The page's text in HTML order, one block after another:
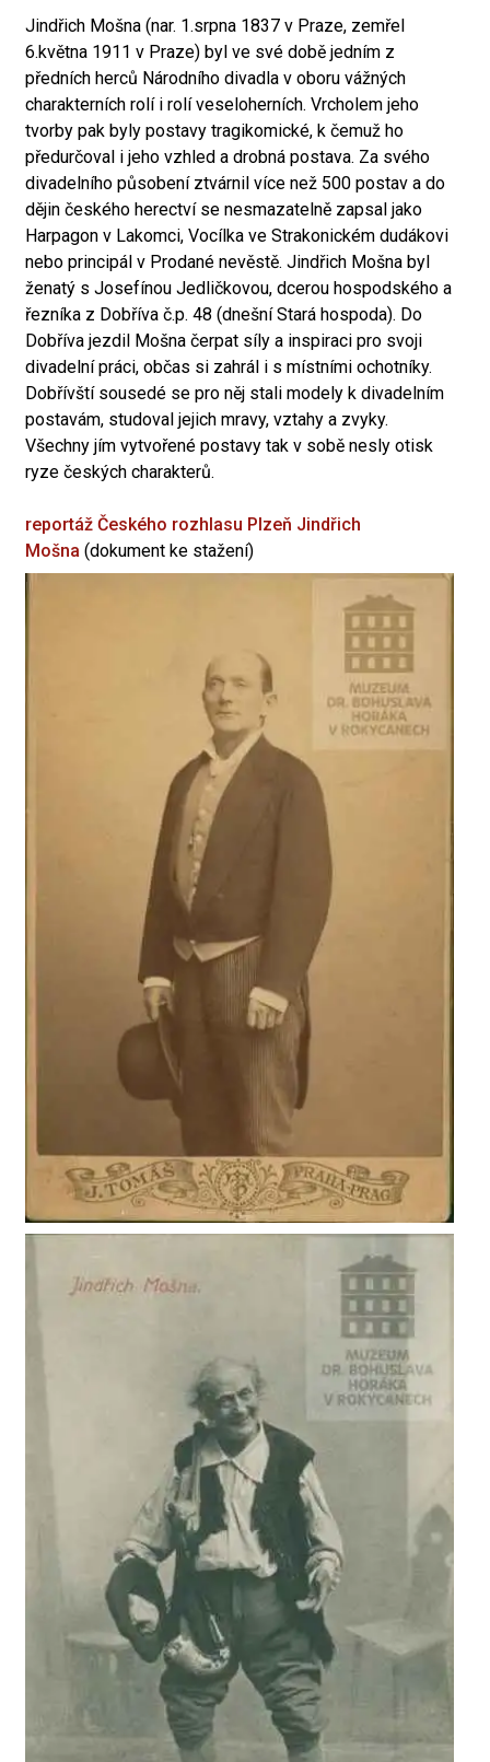
Jindřich Mošna (nar. 1.srpna 1837 v Praze, zemřel
6.května 1911 v Praze) byl ve své době jedním z
předních herců Národního divadla v oboru vážných
charakterních rolí i rolí veseloherních. Vrcholem jeho
tvorby pak byly postavy tragikomické, k čemuž ho
předurčoval i jeho vzhled a drobná postava. Za svého
divadelního působení ztvárnil více než 500 postav a do
dějin českého herectví se nesmazatelně zapsal jako
Harpagon v Lakomci, Vocílka ve Strakonickém dudákovi
nebo principál v Prodané nevěstě. Jindřich Mošna byl
ženatý s Josefínou Jedličkovou, dcerou hospodského a
řezníka z Dobříva č.p. 48 (dnešní Stará hospoda). Do
Dobříva jezdil Mošna čerpat síly a inspiraci pro svoji
divadelní práci, občas si zahrál i s místními ochotníky.
Dobřívští sousedé se pro něj stali modely k divadelním
postavám, studoval jejich mravy, vztahy a zvyky.
Všechny jím vytvořené postavy tak v sobě nesly otisk
ryze českých charakterů.
reportáž Českého rozhlasu Plzeň Jindřich
Mošna (dokument ke stažení)